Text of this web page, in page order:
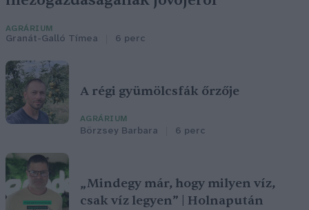
AGRÁRIUM
Granát-Galló Tímea 6 perc
A régi gyümölcsfák őrzője
AGRÁRIUM
Börzsey Barbara 6 perc
„Mindegy már, hogy milyen víz,
csak víz legyen” | Holnapután